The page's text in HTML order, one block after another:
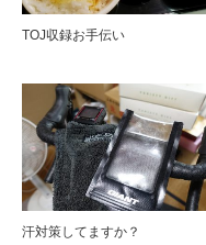
TOJ収録お手伝い
汗対策してますか？